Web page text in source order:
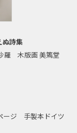
詩集
羅 木版画 美篶堂
ージ 手製本ドイツ